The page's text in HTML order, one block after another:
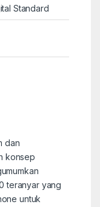
Standard
dan
konsep
teranyar yang
untuk